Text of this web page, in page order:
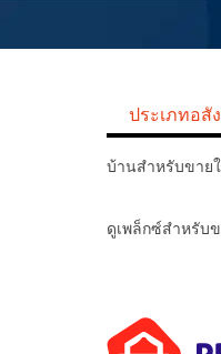
ประเภทอสั
บ้านสำหรับขาย
ดูเพล็กซ์สำหรับ